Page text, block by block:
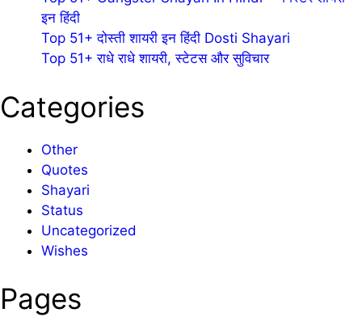
इन हिंदी
Top 51+ दोस्ती शायरी इन हिंदी Dosti Shayari
Top 51+ राधे राधे शायरी, स्टेटस और सुविचार
Categories
Other
Quotes
Shayari
Status
Uncategorized
Wishes
Pages